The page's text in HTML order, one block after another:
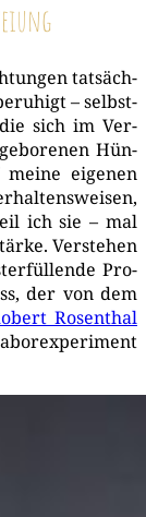
tat­säch­
– selbst­
sich im Ver­
Hün­
eige­nen
ich sie – mal
Ver­ste­hen
Pro­
der von dem
Rosen­thal